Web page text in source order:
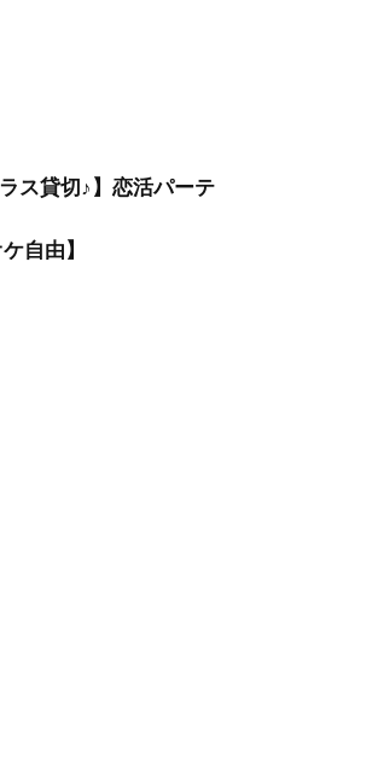
ス貸切♪】恋活パーテ
自由】